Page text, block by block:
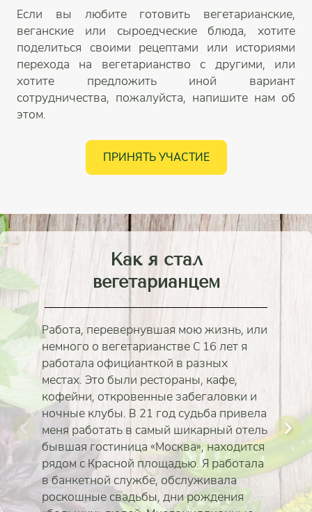
Если вы любите готовить вегетарианские,
веганские или сыроедческие блюда, хотите
поделиться своими рецептами или историями
перехода на вегетарианство с другими, или
хотите предложить иной вариант
сотрудничества, пожалуйста, напишите нам об
этом.
ПРИНЯТЬ УЧАСТИЕ
Как я стал
вегетарианцем
Работа, перевернувшая мою жизнь, или
немного о вегетарианстве С 16 лет я
работала официанткой в разных
местах. Это были рестораны, кафе,
кофейни, откровенные забегаловки и
ночные клубы. В 21 год судьба привела
меня работать в самый шикарный отель
бывшая гостиница «Москва», находится
рядом с Красной площадью. Я работала
в банкетной службе, обслуживала
роскошные свадьбы, дни рождения